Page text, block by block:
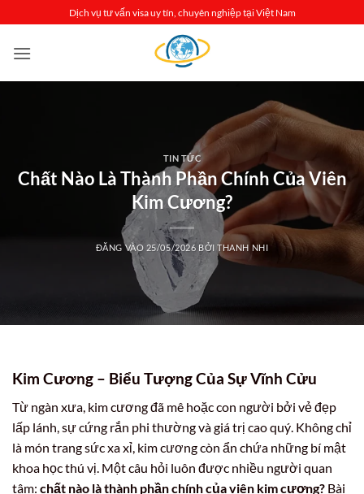
qua
nội
Dịch vụ tư vấn visa uy tín, chuyên nghiệp tại Việt Nam
TIN TỨC
Chất Nào Là Thành Phần Chính Của Viên
Kim Cương?
ĐĂNG VÀO 25/05/2026 BỞITHANH NHI
Kim Cương – Biểu Tượng Của Sự Vĩnh Cửu
Từ ngàn xưa, kim cương đã mê hoặc con người bởi vẻ đẹp
lấp lánh, sự cứng rắn phi thường và giá trị cao quý. Không chỉ
là món trang sức xa xỉ, kim cương còn ẩn chứa những bí mật
khoa học thú vị. Một câu hỏi luôn được nhiều người quan
tâm: chất nào là thành phần chính của viên kim cương? Bài